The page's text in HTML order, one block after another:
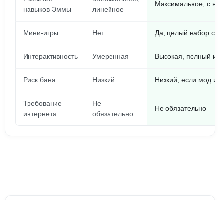
навыков Эммы
линейное
Максимальное, с
Мини-игры Нет Да, целый набор с
Интерактивность Умеренная Высокая, полный
Риск бана Низкий Низкий, если мод
Требование
интернета
Не
обязательно
Не обязательно